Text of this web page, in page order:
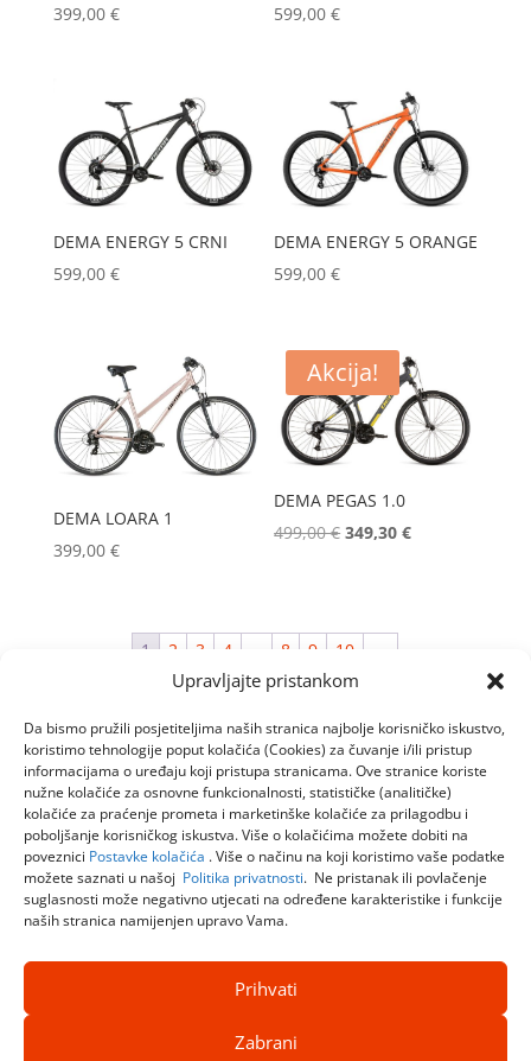
Upravljajte pristankom
Da bismo pružili posjetiteljima naših stranica najbolje korisničko iskustvo,
koristimo tehnologije poput kolačića (Cookies) za čuvanje i/ili pristup
informacijama o uređaju koji pristupa stranicama. Ove stranice koriste
nužne kolačiće za osnovne funkcionalnosti, statističke (analitičke)
kolačiće za praćenje prometa i marketinške kolačiće za prilagodbu i
poboljšanje korisničkog iskustva. Više o kolačićima možete dobiti na
poveznici Postavke kolačića . Više o načinu na koji koristimo vaše podatke
možete saznati u našoj Politika privatnosti. Ne pristanak ili povlačenje
suglasnosti može negativno utjecati na određene karakteristike i funkcije
naših stranica namijenjen upravo Vama.
Prihvati
Zabrani
399,00 €
599,00€
DEMA ENERGY 5 CRNI
599,00 €
DEMA ENERGY 5 ORANGE
599,00€
DEMA LOARA 1
399,00 €
Akcija!
DEMA PEGAS 1.0
499,00€ Izvorna
499,00 €.
349,30€Trenutna
1
2 3 4 8 9 10